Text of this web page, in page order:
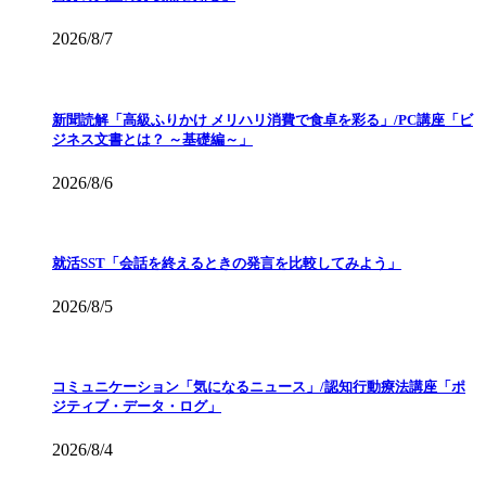
2026/8/7
新聞読解「高級ふりかけ メリハリ消費で食卓を彩る」/PC講座「ビ
ジネス文書とは？ ～基礎編～」
2026/8/6
就活SST「会話を終えるときの発言を比較してみよう」
2026/8/5
コミュニケーション「気になるニュース」/認知行動療法講座「ポ
ジティブ・データ・ログ」
2026/8/4